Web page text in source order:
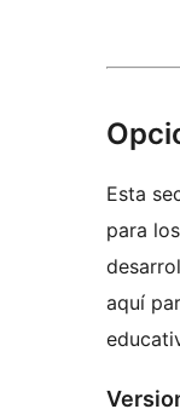
Esta
para
aquí